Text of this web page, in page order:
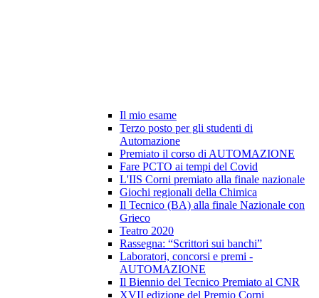
Il mio esame
Terzo posto per gli studenti di
Automazione
Premiato il corso di AUTOMAZIONE
Fare PCTO ai tempi del Covid
L'IIS Corni premiato alla finale nazionale
Giochi regionali della Chimica
Il Tecnico (BA) alla finale Nazionale con
Grieco
Teatro 2020
Rassegna: “Scrittori sui banchi”
Laboratori, concorsi e premi -
AUTOMAZIONE
Il Biennio del Tecnico Premiato al CNR
XVII edizione del Premio Corni